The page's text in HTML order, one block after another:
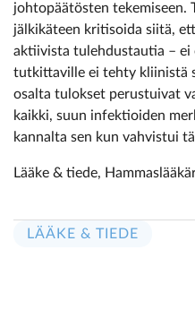
johtopäätösten tekemiseen.
jälkikäteen kritisoida siitä,
aktiivista tulehdustautia – ei
tutkittaville ei tehty kliinistä
osalta tulokset perustuivat
kaikki, suun infektioiden
kannalta sen kun vahvistui
Lääke & tiede,
LÄÄKE & TIEDE